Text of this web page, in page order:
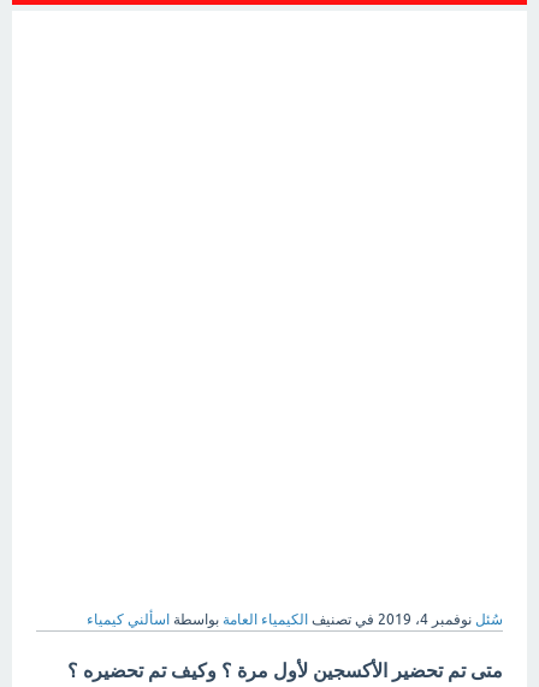
سُئل نوفمبر 4، 2019 في تصنيف الكيمياء العامة بواسطة اسألني كيمياء
متى تم تحضير الأكسجين لأول مرة ؟ وكيف تم تحضيره ؟